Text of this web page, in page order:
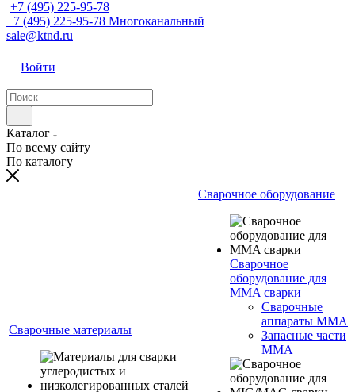
+7 (495) 225-95-78
+7 (495) 225-95-78 Многоканальный
sale@ktnd.ru
Войти
Каталог
По всему сайту
По каталогу
Сварочные материалы
Сварочное оборудование
Сварочное
оборудование для
MMA сварки
Сварочные
аппараты MMA
Запасные части
MMA